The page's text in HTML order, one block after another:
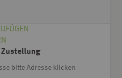
Zustellung
bitte Adresse klicken